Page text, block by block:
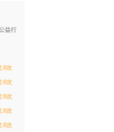
益行
:0次
:0次
:0次
:0次
:0次